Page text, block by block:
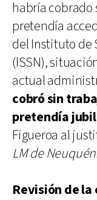
habría cobrado
pretendía
del Instituto de
(ISSN),
actual
cobró sin
pretendía
Figueroa al
LM de
Revisión de